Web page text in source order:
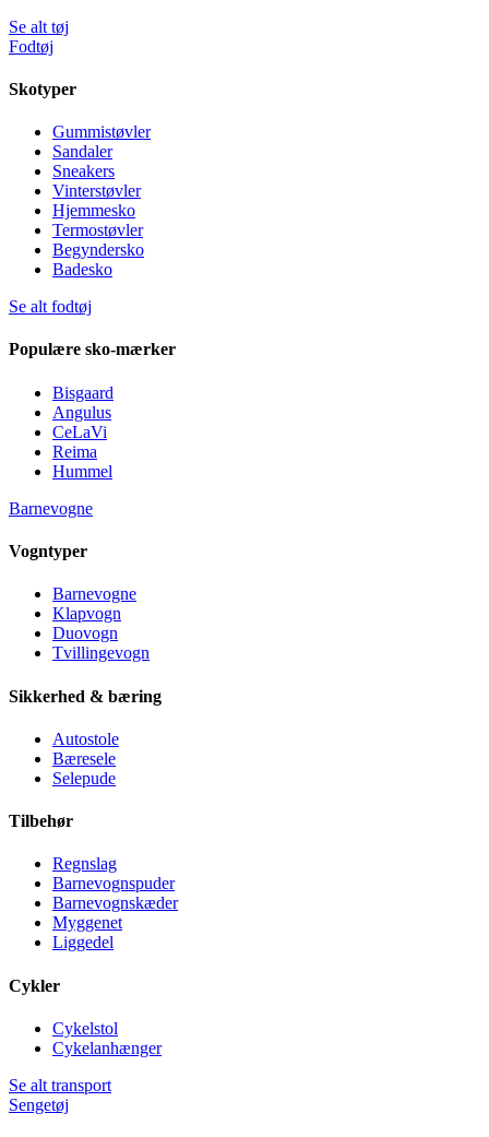
Se alt tøj
Fodtøj
Skotyper
Gummistøvler
Sandaler
Sneakers
Vinterstøvler
Hjemmesko
Termostøvler
Begyndersko
Badesko
Se alt fodtøj
Populære sko-mærker
Bisgaard
Angulus
CeLaVi
Reima
Hummel
Barnevogne
Vogntyper
Barnevogne
Klapvogn
Duovogn
Tvillingevogn
Sikkerhed & bæring
Autostole
Bæresele
Selepude
Tilbehør
Regnslag
Barnevognspuder
Barnevognskæder
Myggenet
Liggedel
Cykler
Cykelstol
Cykelanhænger
Se alt transport
Sengetøj